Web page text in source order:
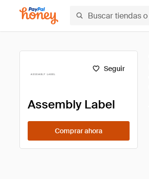
Seguir
Assembly Label
Comprar ahora